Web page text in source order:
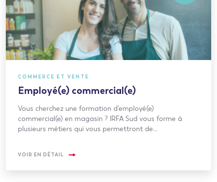
COMMERCE ET VENTE
Employé(e) commercial(e)
Vous cherchez une formation d'employé(e)
commercial(e) en magasin ? IRFA Sud vous forme à
plusieurs métiers qui vous permettront de…
VOIR EN DÉTAIL